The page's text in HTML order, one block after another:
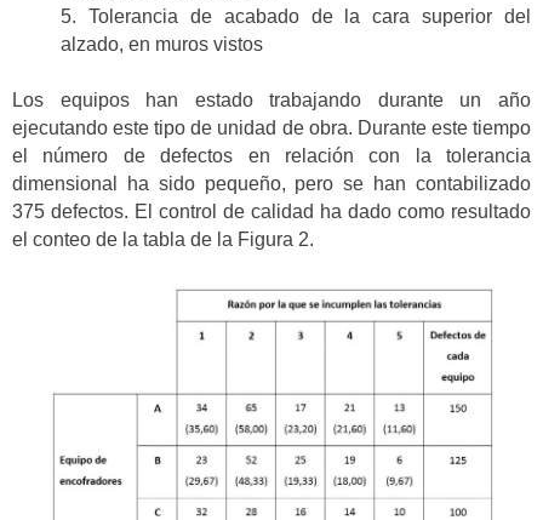
5. Tolerancia de acabado de la cara superior del
alzado, en muros vistos
Los equipos han estado trabajando durante un año
ejecutando este tipo de unidad de obra. Durante este tiempo
el número de defectos en relación con la tolerancia
dimensional ha sido pequeño, pero se han contabilizado
375 defectos. El control de calidad ha dado como resultado
el conteo de la tabla de la Figura 2.